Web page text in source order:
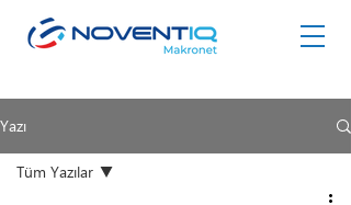
Yazı
Tüm Yazılar